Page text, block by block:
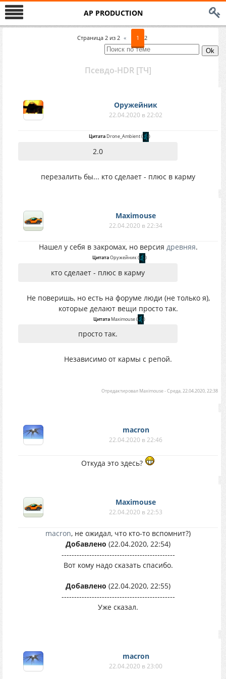
AP PRODUCTION
Страница 2 из 2 « 1 2
Псевдо-HDR [ТЧ]
Оружейник
22.04.2020 в 22:02
ЦитатаDrone_Ambient( )
2.0
перезалить бы... кто сделает - плюс в карму
Maximouse
22.04.2020 в 22:34
Нашел у себя в закромах, но версия древняя.
ЦитатаОружейник( )
кто сделает - плюс в карму
Не поверишь, но есть на форуме люди (не только я),
которые делают вещи просто так.
ЦитатаMaximouse( )
просто так.
Независимо от кармы с репой.
Отредактировал Maximouse-Среда, 22.04.2020, 22:38
macron
22.04.2020 в 22:46
Откуда это здесь?
Maximouse
22.04.2020 в 22:53
macron, не ожидал, что кто-то вспомнит?)
Добавлено (22.04.2020, 22:54)
---------------------------------------------
Вот кому надо сказать спасибо.
Добавлено (22.04.2020, 22:55)
---------------------------------------------
Уже сказал.
macron
22.04.2020 в 23:00